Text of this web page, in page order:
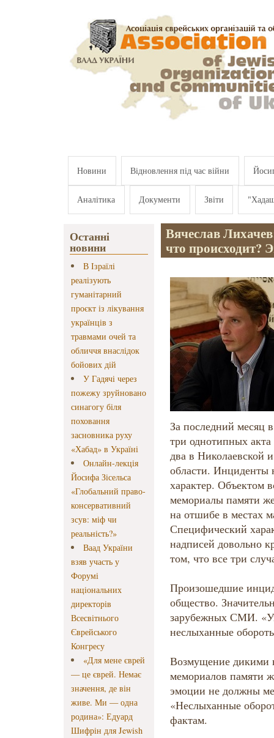
Новини Відновлення під час війни
Аналітика Документи Звіти
Останні
новини
В Ізраїлі
реалізують
гуманітарний
проєкт із лікування
українців з
травмами очей та
обличчя внаслідок
бойових дій
У Гадячі через
пожежу зруйновано
синагогу біля
поховання
засновника руху
«Хабад» в Україні
Онлайн-лекція
Йосифа Зісельса
«Глобальний право-
консервативний
зсув: міф чи
реальність?»
Ваад України
взяв участь у
Форумі
національних
директорів
Всесвітнього
Єврейського
Конгресу
«Для мене єврей
— це єврей. Немає
значення, де він
живе. Ми — одна
родина»: Едуард
Шифрін для Jewish
Вячеслав
что происходит?
За последний месяц
три однотипных акта
два в Николаевской
области. Инциденты
характер. Объектом
мемориалы памяти
на отшибе в местах
Специфический
надписей довольно
том, что все три
Произошедшие
общество.
зарубежных СМИ.
неслыханные
Возмущение дикими
мемориалов памяти
эмоции не должны
«Неслыханные
фактам.